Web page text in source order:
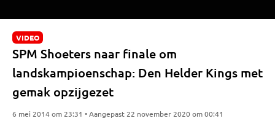
VIDEO
SPM Shoeters naar finale om
landskampioenschap: Den Helder Kings met
gemak opzijgezet
6 mei 2014 om 23:31 • Aangepast 22 november 2020 om 00:41